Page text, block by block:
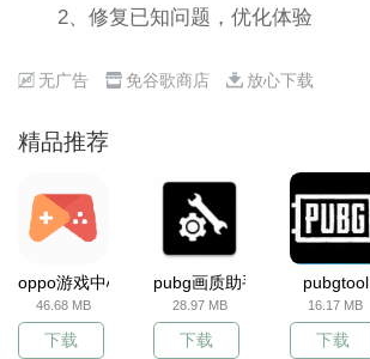
2、修复已知问题，优化体验
无广告 免谷歌商店 放心下载
精品推荐
oppo游戏中心
46.68 MB
下载
pubg画质助手
28.97 MB
下载
pubgtool
16.17 MB
下载